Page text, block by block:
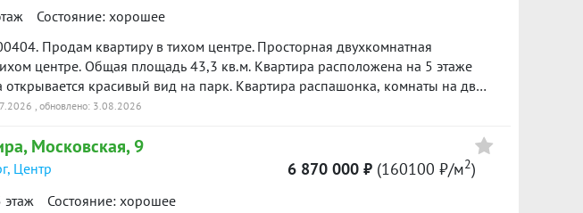
10
Без
для
Состояние: хорошее
квартиру в тихом центре. Просторная двухкомнатная
кв.м. Квартира расположена на 5 этаже
красивый вид на парк. Квартира распашонка, комнаты на две
Тихий двор. В квартире установлены: Качественные
Квартира оборудована всем необходимым для
приличные соседи. Район с развитой инфраструктурой: в
магазины (Пятёрочка/Магнит), аптеки, школа и детский сад,
, обновлено: 3.08.2026
, Московская, 9
, Центр
этаж Состояние: хорошее
6 870 000 ₽ (160100 ₽/м2)